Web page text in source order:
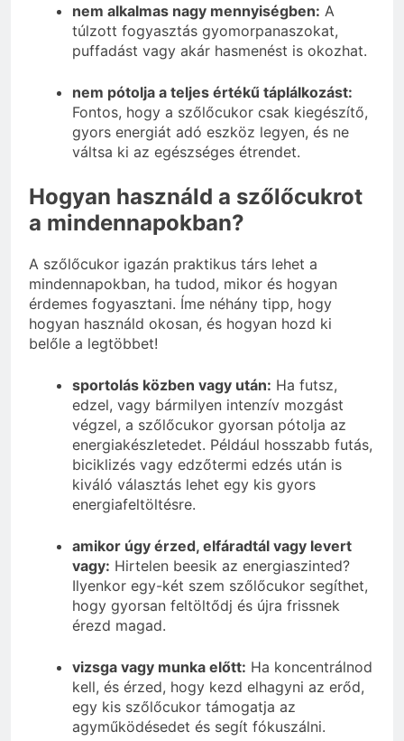
nem alkalmas nagy mennyiségben: A
túlzott fogyasztás gyomorpanaszokat,
puffadást vagy akár hasmenést is okozhat.
nem pótolja a teljes értékű táplálkozást:
Fontos, hogy a szőlőcukor csak kiegészítő,
gyors energiát adó eszköz legyen, és ne
váltsa ki az egészséges étrendet.
Hogyan használd a szőlőcukrot
a mindennapokban?
A szőlőcukor igazán praktikus társ lehet a
mindennapokban, ha tudod, mikor és hogyan
érdemes fogyasztani. Íme néhány tipp, hogy
hogyan használd okosan, és hogyan hozd ki
belőle a legtöbbet!
sportolás közben vagy után: Ha futsz,
edzel, vagy bármilyen intenzív mozgást
végzel, a szőlőcukor gyorsan pótolja az
energiakészletedet. Például hosszabb futás,
biciklizés vagy edzőtermi edzés után is
kiváló választás lehet egy kis gyors
energiafeltöltésre.
amikor úgy érzed, elfáradtál vagy levert
vagy: Hirtelen beesik az energiaszinted?
Ilyenkor egy-két szem szőlőcukor segíthet,
hogy gyorsan feltöltődj és újra frissnek
érezd magad.
vizsga vagy munka előtt: Ha koncentrálnod
kell, és érzed, hogy kezd elhagyni az erőd,
egy kis szőlőcukor támogatja az
agyműködésedet és segít fókuszálni.